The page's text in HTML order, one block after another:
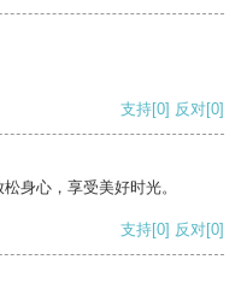
支持[0] 反对[0]
身心，享受美好时光。
支持[0] 反对[0]